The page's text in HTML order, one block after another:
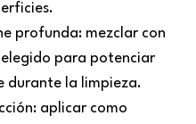
profunda: mezclar con
para potenciar
durante la limpieza.
aplicar como